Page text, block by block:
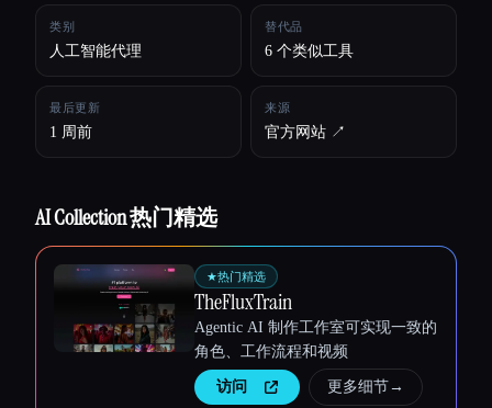
类别
人工智能代理
替代品
6 个类似工具
最后更新
1 周前
来源
官方网站 ↗︎
AI Collection 热门精选
★热门精选
TheFluxTrain
Agentic AI 制作工作室可实现一致的
角色、工作流程和视频
访问 更多细节→